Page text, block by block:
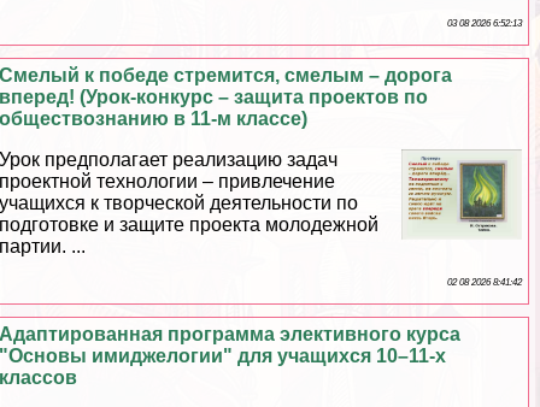
03 08 2026 6:52:13
Смелый к победе стремится, смелым – дорога
вперед! (Урок-конкурс – защита проектов по
обществознанию в 11-м классе)
Урок предполагает реализацию задач
проектной технологии – привлечение
учащихся к творческой деятельности по
подготовке и защите проекта молодежной
партии. ...
02 08 2026 8:41:42
Адаптированная программа элективного курса
"Основы имиджелогии" для учащихся 10–11-х
классов